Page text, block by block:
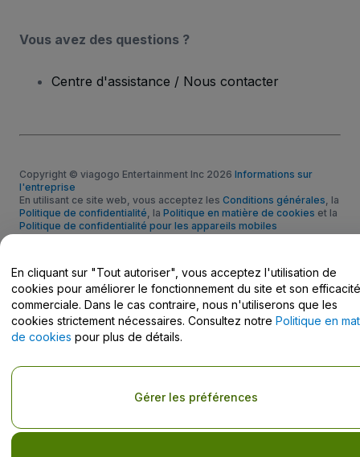
Vous avez des questions ?
Centre d'assistance / Nous contacter
Copyright © viagogo Entertainment Inc 2026 Informations sur
l'entreprise
En utilisant ce site web, vous acceptez les Conditions générales , la
Politique de confidentialité , la Politique en matière de cookies et la
Politique de confidentialité pour les appareils mobiles
En cliquant sur "Tout autoriser", vous acceptez l'utilisation de
cookies pour améliorer le fonctionnement du site et son efficacité
commerciale. Dans le cas contraire, nous n'utiliserons que les
cookies strictement nécessaires. Consultez notre Politique en
de cookies pour plus de détails.
Gérer les préférences